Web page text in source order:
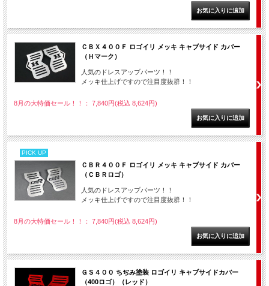
ＣＢＸ４００Ｆ ロゴイリ メッキ キャブサイド カバー
（Ｈマーク）
人気のドレスアップパーツ！！
メッキ仕上げですので注目度抜群！！
8月の大特価セール！！： 7,840円(税込 8,624円)
PICK UP
ＣＢＲ４００Ｆ ロゴイリ メッキ キャブサイド カバー
（ＣＢＲロゴ）
人気のドレスアップパーツ！！
メッキ仕上げですので注目度抜群！！
8月の大特価セール！！： 7,840円(税込 8,624円)
ＧＳ４００ ちぢみ塗装 ロゴイリ キャブサイドカバー
（400ロゴ）（レッド）